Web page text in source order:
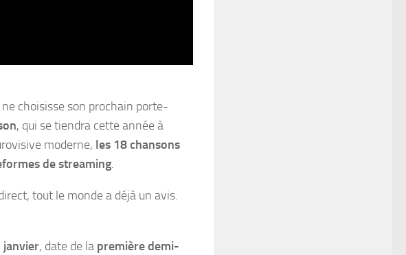
ne choisisse son prochain porte-
, qui se tiendra cette année à
moderne, les 18 chansons
de streaming.
tout le monde a déjà un avis.
janvier, date de la première demi-